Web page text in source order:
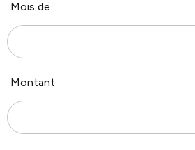
Mois de
Montant